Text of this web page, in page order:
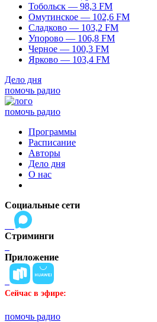
Тобольск — 98,3 FM
Омутинское — 102,6 FM
Сладково — 103,2 FM
Упорово — 106,8 FM
Черное — 100,3 FM
Ярково — 103,4 FM
Дело дня
помочь радио
помочь радио
Программы
Расписание
Авторы
Дело дня
О нас
Социальные сети
Стриминги
Приложение
Сейчас в эфире:
помочь радио